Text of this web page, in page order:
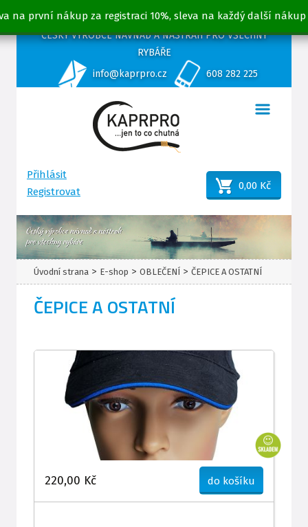
na první nákup za registraci 10%, sleva na každý další nákup
ČESKÝ VÝROBCE NÁVNAD A NÁSTRAH PRO VŠECHNY
RYBÁŘE
info@kaprpro.cz
608 282 225
Přihlásit
Registrovat
0,00 Kč
Úvodní strana > E-shop > OBLEČENÍ > ČEPICE A OSTATNÍ
ČEPICE A OSTATNÍ
220,00 Kč do košíku